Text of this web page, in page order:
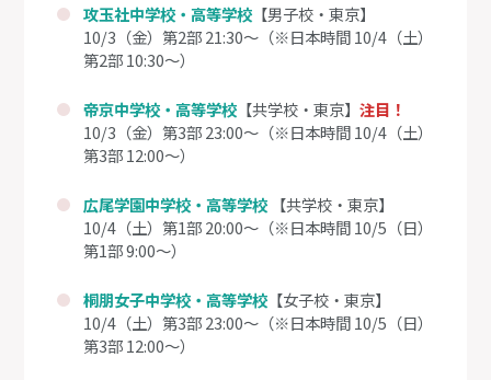
攻玉社中学校・高等学校 【男子校・東京】
10/3（金）第2部 21:30～（※日本時間 10/4（土）
第2部 10:30～）
帝京中学校・高等学校 【共学校・東京】注目！
10/3（金）第3部 23:00～（※日本時間 10/4（土）
第3部 12:00～）
広尾学園中学校・高等学校 【共学校・東京】
10/4（土）第1部 20:00～（※日本時間 10/5（日）
第1部 9:00～）
桐朋女子中学校・高等学校 【女子校・東京】
10/4（土）第3部 23:00～（※日本時間 10/5（日）
第3部 12:00～）